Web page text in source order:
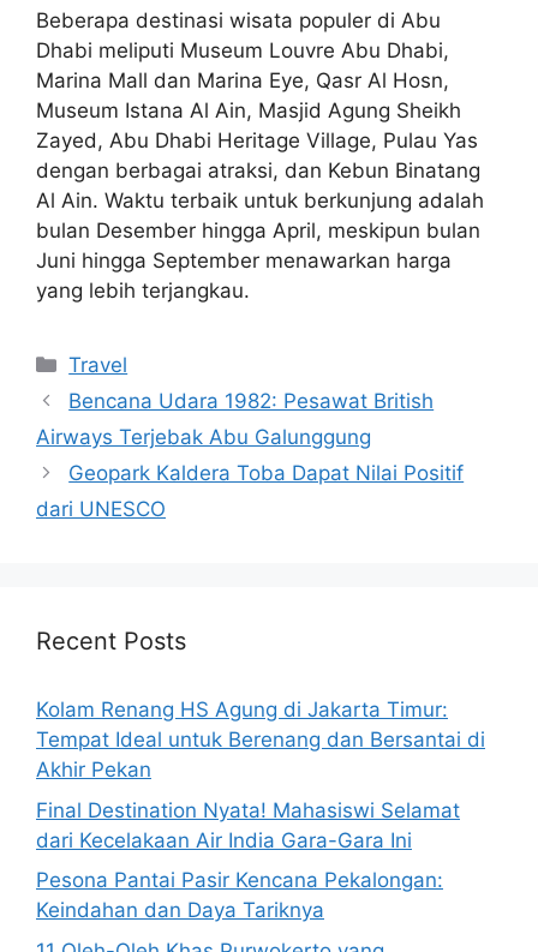
Beberapa destinasi wisata populer di Abu
Dhabi meliputi Museum Louvre Abu Dhabi,
Marina Mall dan Marina Eye, Qasr Al Hosn,
Museum Istana Al Ain, Masjid Agung Sheikh
Zayed, Abu Dhabi Heritage Village, Pulau Yas
dengan berbagai atraksi, dan Kebun Binatang
Al Ain. Waktu terbaik untuk berkunjung adalah
bulan Desember hingga April, meskipun bulan
Juni hingga September menawarkan harga
yang lebih terjangkau.
Categories
Travel
Bencana Udara 1982: Pesawat British
Airways Terjebak Abu Galunggung
Geopark Kaldera Toba Dapat Nilai Positif
dari UNESCO
Recent Posts
Kolam Renang HS Agung di Jakarta Timur:
Tempat Ideal untuk Berenang dan Bersantai di
Akhir Pekan
Final Destination Nyata! Mahasiswi Selamat
dari Kecelakaan Air India Gara-Gara Ini
Pesona Pantai Pasir Kencana Pekalongan:
Keindahan dan Daya Tariknya